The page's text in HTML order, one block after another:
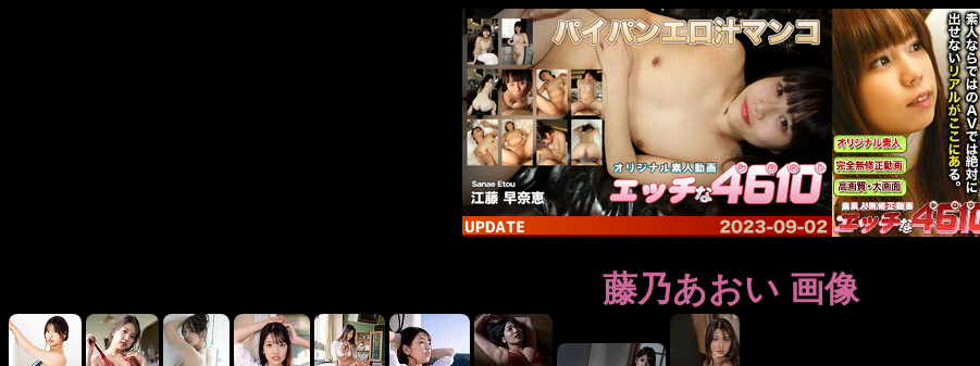
藤乃あおい 画像